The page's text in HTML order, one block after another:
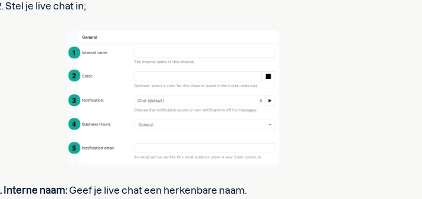
Stel je live chat in;
Interne naam: Geef je live chat een herkenbare naam.